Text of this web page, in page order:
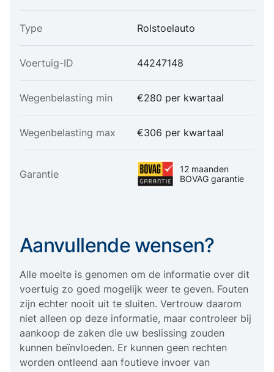
Type Rolstoelauto
Voertuig-ID 44247148
Wegenbelasting min €280 per kwartaal
Wegenbelasting max €306 per kwartaal
Garantie
12 maanden
BOVAG garantie
Aanvullende wensen?
Alle moeite is genomen om de informatie over dit
voertuig zo goed mogelijk weer te geven. Fouten
zijn echter nooit uit te sluiten. Vertrouw daarom
niet alleen op deze informatie, maar controleer bij
aankoop de zaken die uw beslissing zouden
kunnen beïnvloeden. Er kunnen geen rechten
worden ontleend aan foutieve invoer van